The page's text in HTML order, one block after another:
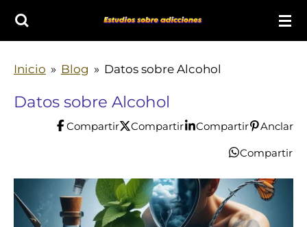
al
Inicio » Blog » Datos sobre Alcohol
Datos sobre Alcohol
Compartir Compartir Compartir Anclar
Compartir